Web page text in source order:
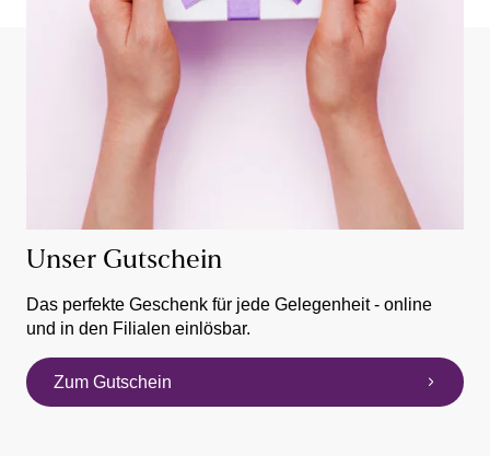
Unser Gutschein
Das perfekte Geschenk für jede Gelegenheit - online
und in den Filialen einlösbar.
Zum Gutschein